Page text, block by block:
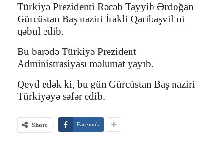
Türkiyə Prezidenti Rəcəb Tayyib Ərdoğan
Gürcüstan Baş naziri İrakli Qaribaşvilini
qəbul edib.
Bu barədə Türkiyə Prezident
Administrasiyası məlumat yayıb.
Qeyd edək ki, bu gün Gürcüstan Baş naziri
Türkiyəyə səfər edib.
Share Facebook